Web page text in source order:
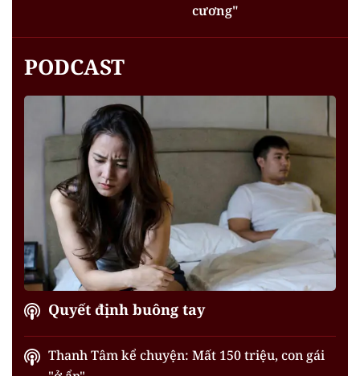
cương"
PODCAST
Quyết định buông tay
Thanh Tâm kể chuyện: Mất 150 triệu, con gái